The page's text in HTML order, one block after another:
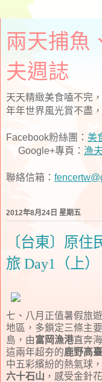
兩天捕魚
夫週誌
天天精緻美食嗑不完
年年世界風光賞不盡
Facebook粉絲團： 美
Google+專頁： 漁
聯絡信箱：
2012年8月24日 星期五
〔台東〕原
旅 Day1（上）
七、八月正值暑假旅
地區，多鎖定三條主
島，由富岡漁港直奔
這兩年超夯的鹿野高
中五彩繽紛的熱氣球
六十石山 ，感受金針